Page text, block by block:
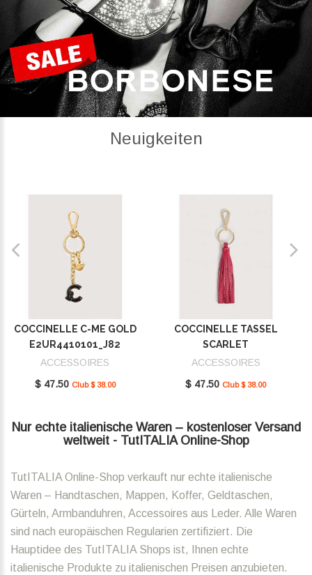
Neuigkeiten
COCCINELLE C-ME GOLD
E2UR4410101_J82
ACCESSOIRES
$ 47.50 Club $ 38.00
COCCINELLE TASSEL
SCARLET
E2MU0410101_R02
ACCESSOIRES
$ 47.50 Club $ 38.00
Nur echte italienische Waren – kostenloser Versand
weltweit - TutITALIA Online-Shop
TutITALIA Online-Shop verkauft nur echte italienische
Waren – Handtaschen, Mappen, Koffer, Geldtaschen,
Gürteln, Armbanduhren, Accessoires aus Leder. Alle Waren
sind nach europäischen Regularien zertifiziert. Die
Hauptidee des TutITALIA Shops ist, Ihnen echte
italienische Produkte zu italienischen Preisen anzubieten.